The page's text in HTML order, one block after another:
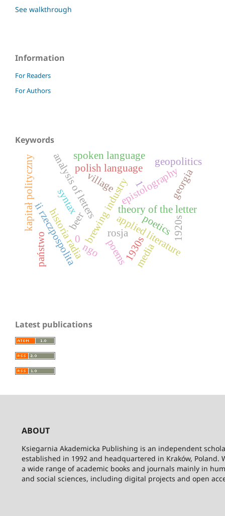
See walkthrough
Information
For Readers
For Authors
Keywords
brewing industry
beer
theory of the letter
epistolography
applied literature
analysis of letters
historia radia
ii rzeczpospolita media
państwo 0
syntax
polish language
spoken language
rosja
kapitał polityczny village
poetics
poems
georgia
1
geopolitics
1920s
1930s
ngo
Latest publications
ABOUT
Ksiegarnia Akademicka Publishing is an independent
established in 1992 and headquartered in Kraków, Poland.
a wide range of academic books and journals mainly in
and social sciences, including digital projects and open